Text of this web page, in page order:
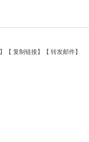
】【 复制链接】【 转发邮件】